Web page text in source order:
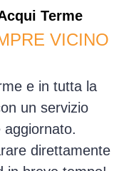
Terme
VICINO
e in tutta la
un servizio
direttamente